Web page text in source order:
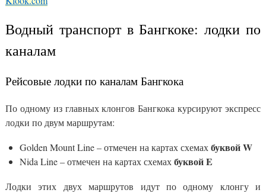
Водный транспорт в Бангкоке: лодки по
каналам
Рейсовые лодки по каналам Бангкока
По одному из главных клонгов Бангкока курсируют экспресс
лодки по двум маршрутам:
Golden Mount Line – отмечен на картах схемахбуквой W
Nida Line – отмечен на картах схемахбуквой E
Лодки этих двух маршрутов идут по одному клонгу и